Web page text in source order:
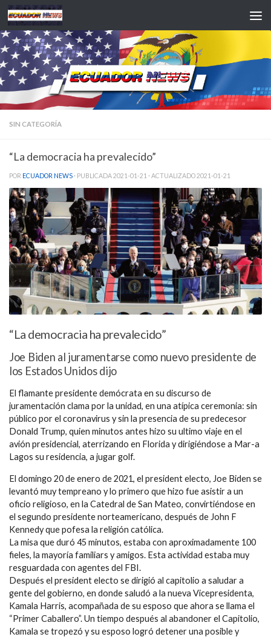
Saltar al contenido
SIN CATEGORÍA
“La democracia ha prevalecido”
POR ECUADOR NEWS · PUBLICADA2021-01-21 · ACTUALIZADO2021-01-21
“La democracia ha prevalecido”
Joe Biden al juramentarse como nuevo presidente de
los Estados Unidos dijo
El flamante presidente demócrata en su discurso de
juramentación clama por la unidad, en una atípica ceremonia: sin
público por el coronavirus y sin la presencia de su predecesor
Donald Trump, quien minutos antes hizo su ultimo viaje en el
avión presidencial, aterrizando en Florida y dirigiéndose a Mar-a
Lagos su residencia, a jugar golf.
El domingo 20 de enero de 2021, el president electo, Joe Biden se
levantó muy tempreano y lo primero que hizo fue asistir a un
oficio religioso, en la Catedral de San Mateo, convirtiéndose en
el segundo presidente norteamericano, después de John F
Kennedy que pofesa la religión católica.
La misa que duró 45 minutos, estaba con aproximadamente 100
fieles, la mayoría familiars y amigos. Esta actividad estaba muy
resguardada con agentes del FBI.
Después el president electo se dirigió al capitolio a saludar a
gente del gobierno, en donde saludó a la nueva Vicepresidenta,
Kamala Harris, acompañada de su esposo que ahora se llama el
“Primer Caballero”. Un tiempo después al abandoner el Capitolio,
Kamala se tropezó y su esposo logró detener una posible y